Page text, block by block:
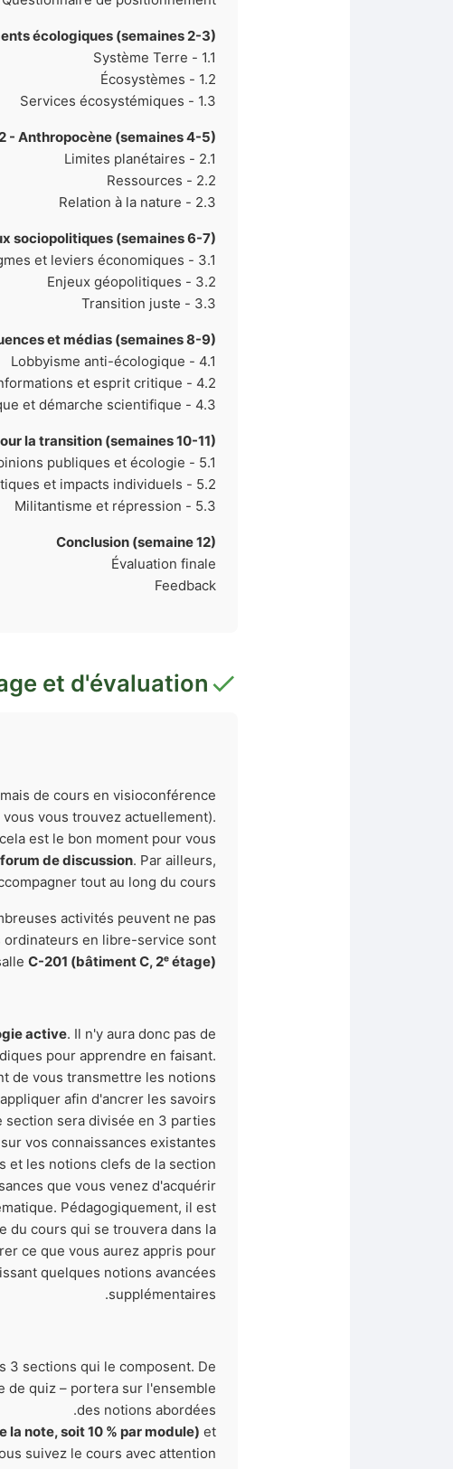
écologiques (semaines 2-3)
1.1 - Système Terre
1.2 - Écosystèmes
1.3 - Services écosystémiques
- Anthropocène (semaines 4-5)
2.1 - Limites planétaires
2.2 - Ressources
2.3 - Relation à la nature
sociopolitiques (semaines 6-7)
3.1 - Paradigmes et leviers économiques
3.2 - Enjeux géopolitiques
3.3 - Transition juste
et médias (semaines 8-9)
4.1 - Lobbyisme anti-écologique
4.2 - Informations et esprit critique
4.3 - Éthique et démarche scientifique
la transition (semaines 10-11)
5.1 - Opinions publiques et écologie
5.2 - Pratiques et impacts individuels
5.3 - Militantisme et répression
Conclusion (semaine 12)
Évaluation finale
Feedback
et d'évaluation
de cours en visioconférence
vous trouvez actuellement).
est le bon moment pour vous.
forum de discussion. Par ailleurs,
tout au long du cours.
activités peuvent ne pas
ordinateurs en libre-service sont
C-201 (bâtiment C, 2ᵉ étage)
active. Il n'y aura donc pas de
pour apprendre en faisant.
de vous transmettre les notions
afin d'ancrer les savoirs.
section sera divisée en 3 parties :
vos connaissances existantes
et les notions clefs de la section
que vous venez d'acquérir
Pédagogiquement, il est
du cours qui se trouvera dans la
ce que vous aurez appris pour
quelques notions avancées
supplémentaires.
3 sections qui le composent. De
de quiz – portera sur l'ensemble
des notions abordées.
la note, soit 10 % par module) et
suivez le cours avec attention.